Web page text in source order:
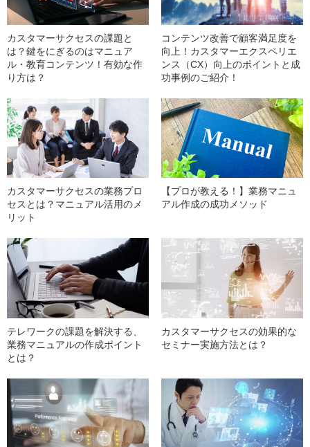
カスタマーサクセスの課題と
は？鍵をにぎるのはマニュア
ル・教育コンテンツ！有効な作
り方は？
コンテンツ改善で顧客満足度を
向上！カスタマーエクスペリエ
ンス（CX）向上のポイントと成
功事例のご紹介！
カスタマーサクセスの業務プロ
セスとは？マニュアル活用のメ
リット
【プロが教える！】業務マニュ
アル作成の成功メソッド
テレワークの課題を解決する、
業務マニュアルの作成ポイント
とは？
カスタマーサクセスの効果的な
セミナー実施方法とは？